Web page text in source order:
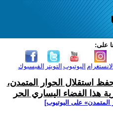
على:
الفيسبوك التويتر اليوتيوب الانستغرام
استقلال الحوار المتمدن،
هذا الفضاء اليساري الحر
على اليوتيوب]